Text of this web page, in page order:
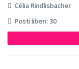
Célia Rindlisbacher
Posti liberi: 30